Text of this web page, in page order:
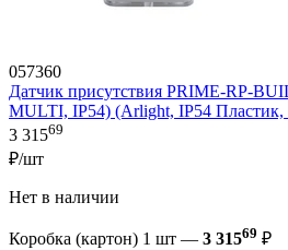
057360
Датчик присутствия PRIME-RP-
MULTI, IP54) (Arlight, IP54 Пластик,
3 31569
₽/шт
Нет в наличии
Коробка (картон) 1 шт — 3 31569 ₽